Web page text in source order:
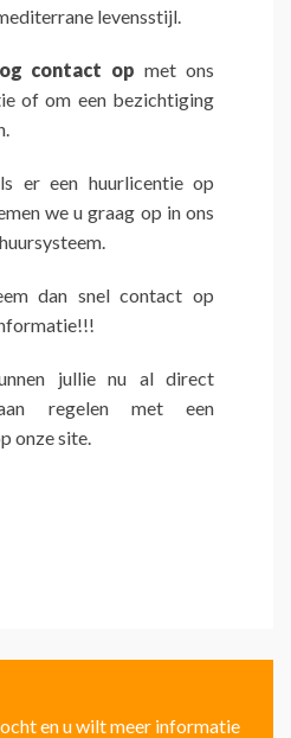
levensstijl.
contact op met ons
of om een bezichtiging
er een huurlicentie op
we u graag op in ons
dan snel contact op
jullie nu al direct
regelen met een
onze site.
en u wilt meer informatie